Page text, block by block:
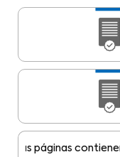
páginas contienen